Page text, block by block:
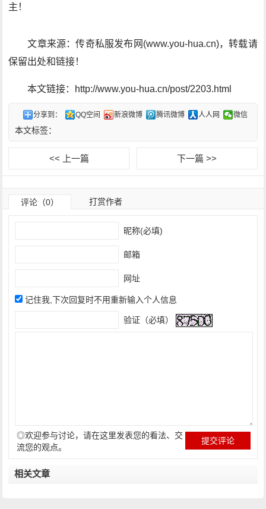
主！
文章来源：传奇私服发布网(www.you-hua.cn)，转载请
保留出处和链接！
本文链接：http://www.you-hua.cn/post/2203.html
分享到： QQ空间 新浪微博 腾讯微博 人人网 微信
本文标签：
<< 上一篇 下一篇 >>
评论（0） 打赏作者
昵称(必填)
邮箱
网址
记住我,下次回复时不用重新输入个人信息
验证（必填）
◎欢迎参与讨论，请在这里发表您的看法、交
流您的观点。
相关文章